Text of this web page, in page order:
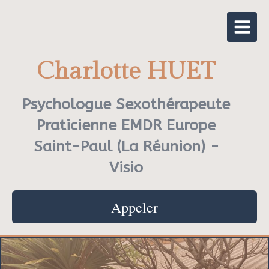
Charlotte HUET
Psychologue Sexothérapeute
Praticienne EMDR Europe
Saint-Paul (La Réunion) -
Visio
Appeler